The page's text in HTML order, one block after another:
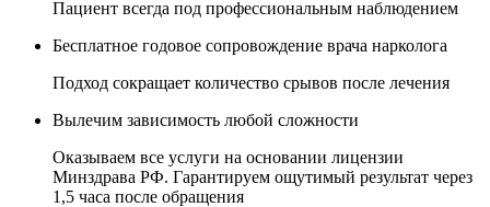
Пациент всегда под профессиональным наблюдением
Бесплатное годовое сопровождение врача нарколога
Подход сокращает количество срывов после лечения
Вылечим зависимость любой сложности
Оказываем все услуги на основании лицензии
Минздрава РФ. Гарантируем ощутимый результат через
1,5 часа после обращения